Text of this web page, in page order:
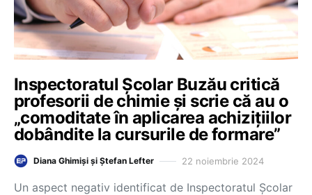
Inspectoratul Școlar Buzău critică
profesorii de chimie și scrie că au o
„comoditate în aplicarea achiziţiilor
dobândite la cursurile de formare”
Diana Ghimiși și Ștefan Lefter 22 noiembrie 2024
Un aspect negativ identificat de Inspectoratul Școlar